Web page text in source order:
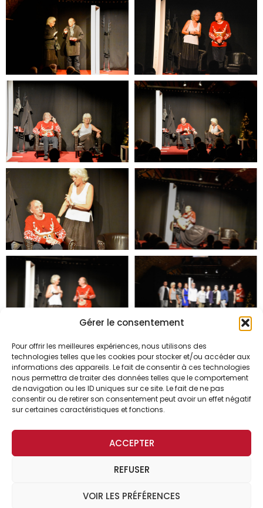
Gérer le consentement
Pour offrir les meilleures expériences, nous utilisons des
technologies telles que les cookies pour stocker et/ou accéder aux
informations des appareils. Le fait de consentir à ces technologies
nous permettra de traiter des données telles que le comportement
de navigation ou les ID uniques sur ce site. Le fait de ne pas
consentir ou de retirer son consentement peut avoir un effet négatif
sur certaines caractéristiques et fonctions.
ACCEPTER
REFUSER
VOIR LES PRÉFÉRENCES
© 2024 Troupe Tam-Tam​